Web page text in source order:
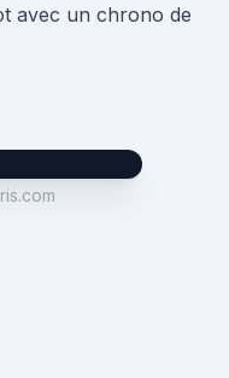
avec un chrono de